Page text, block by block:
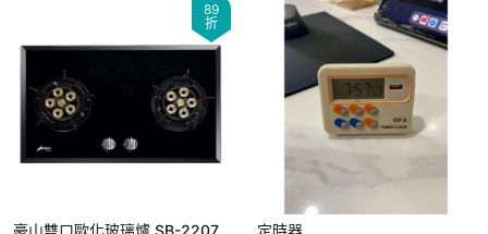
89
折
豪山雙口歐化玻璃爐 SB-2207
定時器